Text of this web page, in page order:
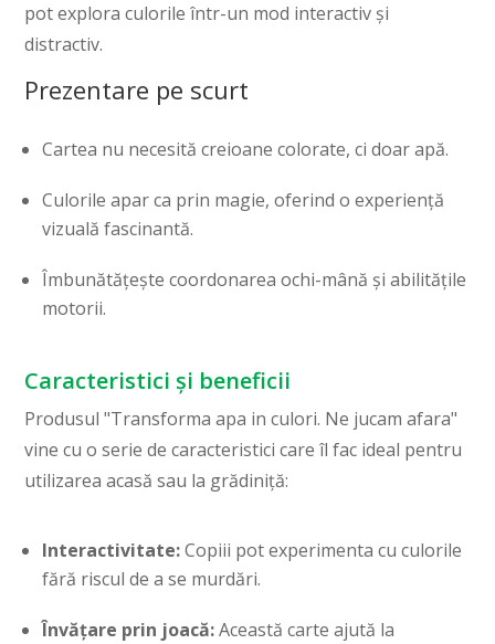
pot explora culorile într-un mod interactiv și
distractiv.
Prezentare pe scurt
Cartea nu necesită creioane colorate, ci doar apă.
Culorile apar ca prin magie, oferind o experiență
vizuală fascinantă.
Îmbunătățește coordonarea ochi-mână și abilitățile
motorii.
Caracteristici și beneficii
Produsul "Transforma apa in culori. Ne jucam afara"
vine cu o serie de caracteristici care îl fac ideal pentru
utilizarea acasă sau la grădiniță:
Interactivitate:Copiii pot experimenta cu culorile
fără riscul de a se murdări.
Învățare prin joacă:Această carte ajută la